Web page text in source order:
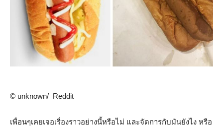
© unknown/ Reddit
เพื่อนๆเคยเจอเรื่องราวอย่างนี้หรือไม่ และจัดการกับมันยังไง หรือ